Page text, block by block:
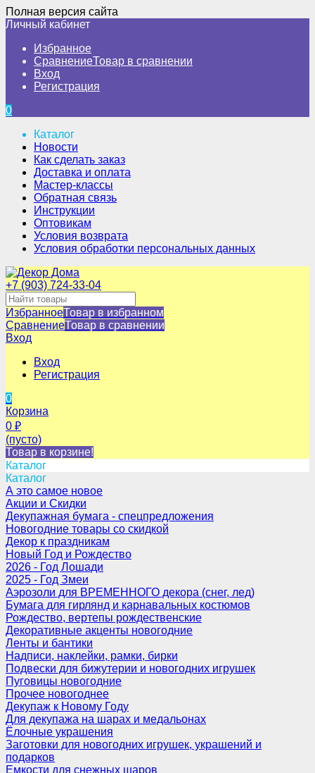
Полная версия сайта
Личный кабинет
Избранное
СравнениеТовар в сравнении
Вход
Регистрация
0
Каталог
Новости
Как сделать заказ
Доставка и оплата
Мастер-классы
Обратная связь
Инструкции
Оптовикам
Условия возврата
Условия обработки персональных данных
+7 (903) 724-33-04
ИзбранноеТовар в избранном
СравнениеТовар в сравнении
Вход
Вход
Регистрация
0
Корзина
0 ₽
(пусто)
Товар в корзине!
Каталог
Каталог
А это самое новое
Акции и Скидки
Декупажная бумага - спецпредложения
Новогодние товары со скидкой
Декор к праздникам
Новый Год и Рождество
2026 - Год Лошади
2025 - Год Змеи
Аэрозоли для ВРЕМЕННОГО декора (снег, лед)
Бумага для гирлянд и карнавальных костюмов
Рождество, вертепы рождественские
Декоративные акценты новогодние
Ленты и бантики
Надписи, наклейки, рамки, бирки
Подвески для бижутерии и новогодних игрушек
Пуговицы новогодние
Прочее новогоднее
Декупаж к Новому Году
Для декупажа на шарах и медальонах
Ёлочные украшения
Заготовки для новогодних игрушек, украшений и
подарков
Емкости для снежных шаров